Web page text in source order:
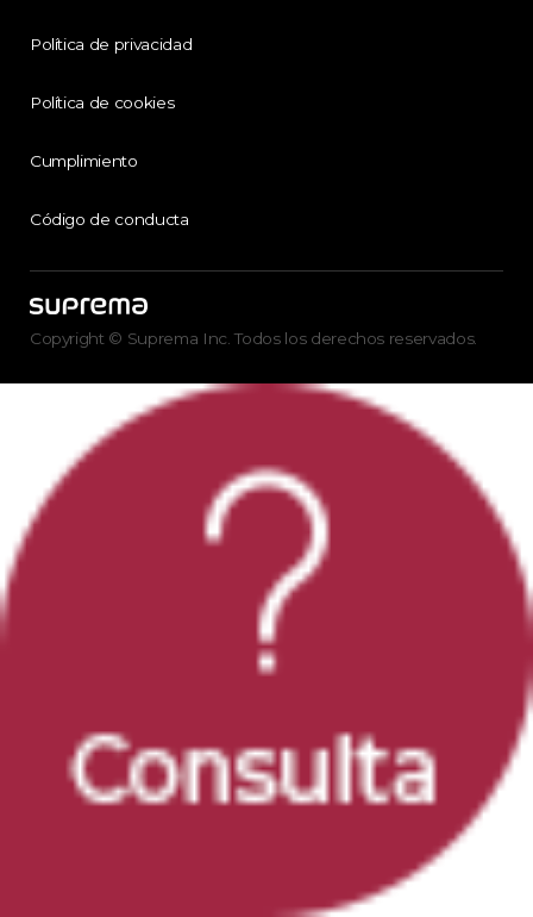
Política de privacidad
Política de cookies
Cumplimiento
Código de conducta
Copyright © Suprema Inc. Todos los derechos reservados.